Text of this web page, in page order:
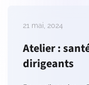
21 mai, 2024
Atelier :
dirigeants